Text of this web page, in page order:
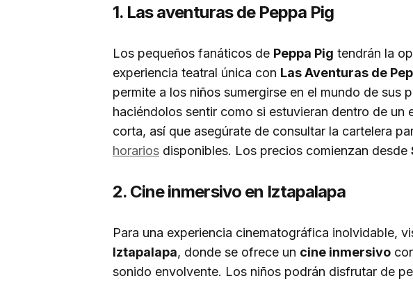
1. Las aventuras de Peppa Pig
Los pequeños fanáticos de Peppa Pig tendrán la
experiencia teatral única con Las Aventuras de
permite a los niños sumergirse en el mundo de sus
haciéndolos sentir como si estuvieran dentro de un
corta, así que asegúrate de consultar la cartelera
horarios disponibles. Los precios comienzan desde
2. Cine inmersivo en Iztapalapa
Para una experiencia cinematográfica inolvidable,
Iztapalapa, donde se ofrece un cine inmersivo
sonido envolvente. Los niños podrán disfrutar de